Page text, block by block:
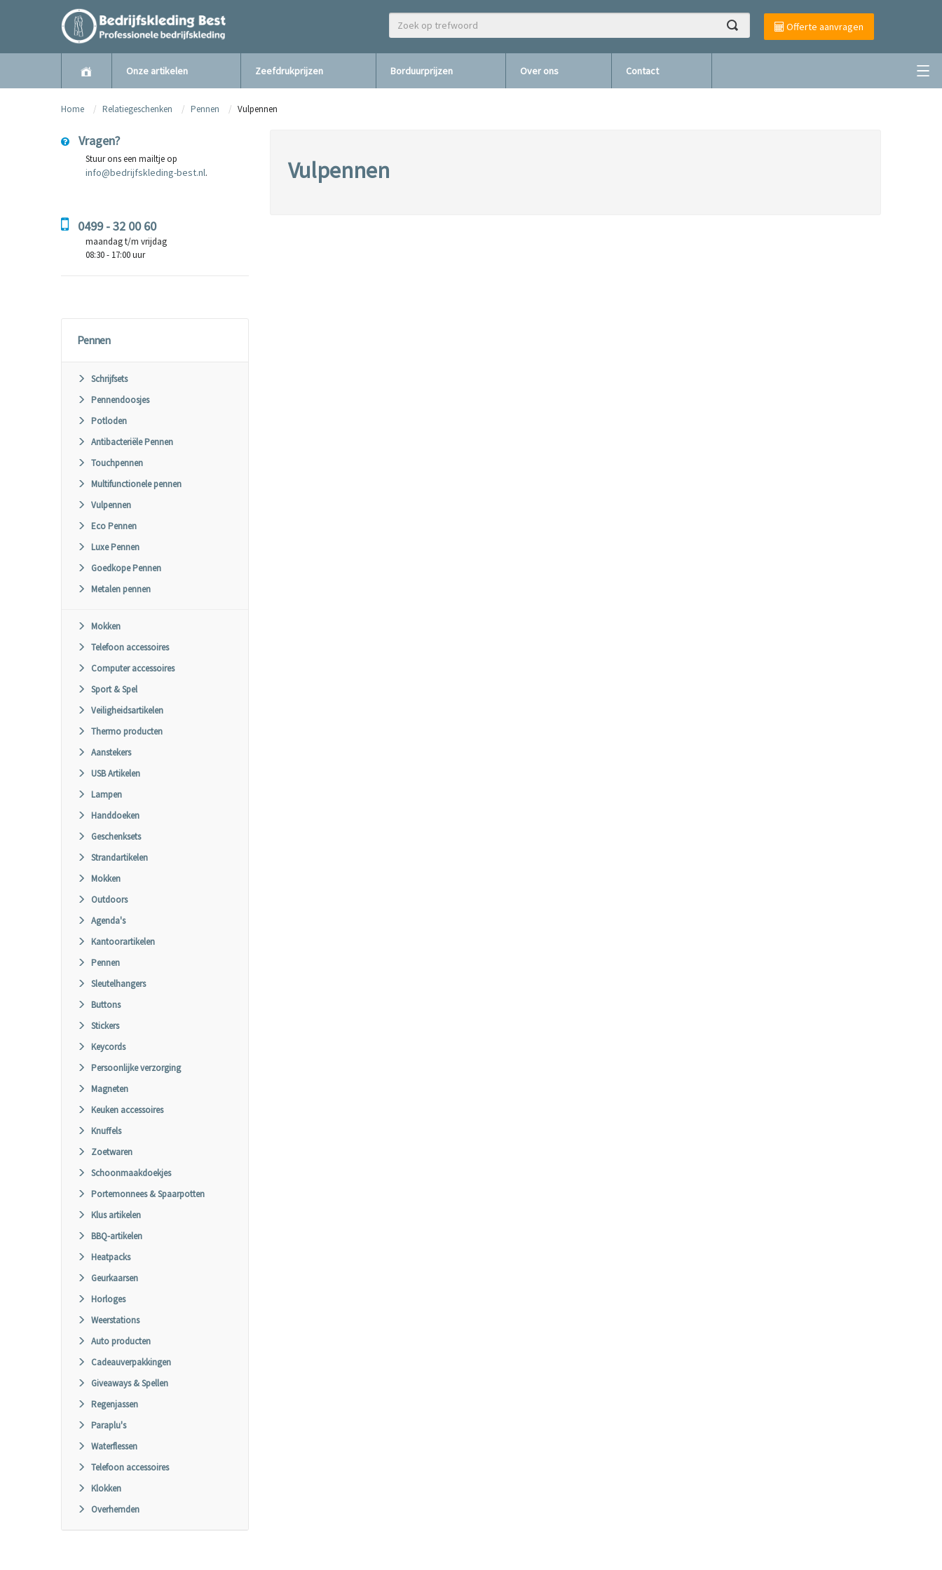
Offerte aanvragen
Onze artikelen Zeefdrukprijzen Borduurprijzen Over ons Contact
Home Relatiegeschenken Pennen Vulpennen
Vragen?
Stuur ons een mailtje op
info@bedrijfskleding-best.nl.
0499 - 32 00 60
maandag t/m vrijdag
08:30 - 17:00 uur
Pennen
Schrijfsets
Pennendoosjes
Potloden
Antibacteriële Pennen
Touchpennen
Multifunctionele pennen
Vulpennen
Eco Pennen
Luxe Pennen
Goedkope Pennen
Metalen pennen
Mokken
Telefoon accessoires
Computer accessoires
Sport & Spel
Veiligheidsartikelen
Thermo producten
Aanstekers
USB Artikelen
Lampen
Handdoeken
Geschenksets
Strandartikelen
Mokken
Outdoors
Agenda's
Kantoorartikelen
Pennen
Sleutelhangers
Buttons
Stickers
Keycords
Persoonlijke verzorging
Magneten
Keuken accessoires
Knuffels
Zoetwaren
Schoonmaakdoekjes
Portemonnees & Spaarpotten
Klus artikelen
BBQ-artikelen
Heatpacks
Geurkaarsen
Horloges
Weerstations
Auto producten
Cadeauverpakkingen
Giveaways & Spellen
Regenjassen
Paraplu's
Waterflessen
Telefoon accessoires
Klokken
Overhemden
Vulpennen